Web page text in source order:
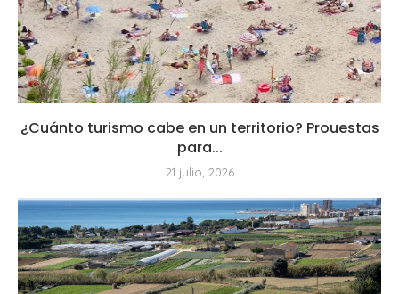
¿Cuánto turismo cabe en un territorio? Prouestas
para...
21 julio, 2026